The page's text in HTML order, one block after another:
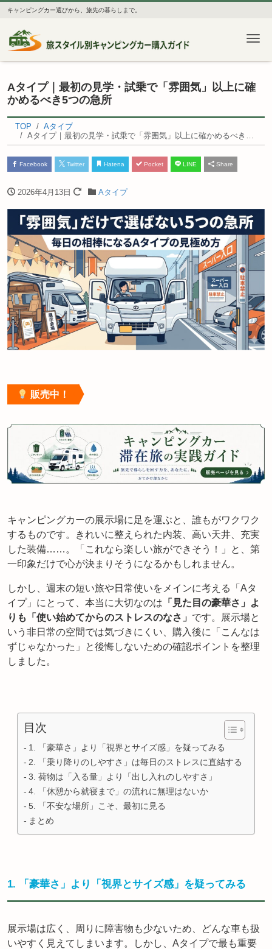
キャンピングカー選びから、旅先の暮らしまで。
Aタイプ｜最初の見学・試乗で「雰囲気」以上に確
かめるべき5つの急所
TOP
Aタイプ
Aタイプ｜最初の見学・試乗で「雰囲気」以上に確かめるべき5つの急所
Facebook Twitter Hatena Pocket LINE Share
2026年4月13日 Aタイプ
販売中！
キャンピングカーの展示場に足を運ぶと、誰もがワクワク
するものです。きれいに整えられた内装、高い天井、充実
した装備……。「これなら楽しい旅ができそう！」と、第
一印象だけで心が決まりそうになるかもしれません。
しかし、週末の短い旅や日常使いをメインに考える「Aタ
イプ」にとって、本当に大切なのは 「見た目の豪華さ」よ
りも「使い始めてからのストレスのなさ」 です。展示場と
いう非日常の空間では気づきにくい、購入後に「こんなは
ずじゃなかった」と後悔しないための確認ポイントを整理
しました。
目次
1. 「豪華さ」より「視界とサイズ感」を疑ってみる
2. 「乗り降りのしやすさ」は毎日のストレスに直結する
3. 荷物は「入る量」より「出し入れのしやすさ」
4. 「休憩から就寝まで」の流れに無理はないか
5. 「不安な場所」こそ、最初に見る
まとめ
1. 「豪華さ」より「視界とサイズ感」を疑ってみる
展示場は広く、周りに障害物も少ないため、どんな車も扱
いやすく見えてしまいます。しかし、Aタイプで最も重要